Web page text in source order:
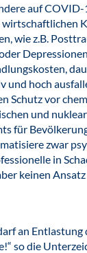
auf
wie z.B.
und hoch
Schutz vor
und
für
zwar
in
keinen
an Entlastung
so die